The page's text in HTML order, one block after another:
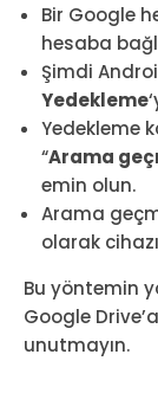
Bir Google
hesaba
Şimdi
Yedekleme
Yedekleme
“Arama
emin olun.
Arama
olarak
Bu yöntemin
Google
unutmayın.